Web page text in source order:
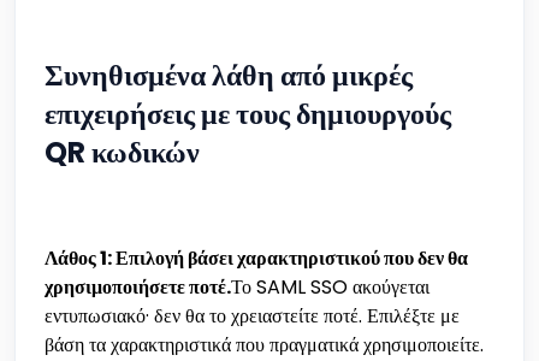
Συνηθισμένα λάθη από μικρές
επιχειρήσεις με τους δημιουργούς
QR κωδικών
Λάθος 1: Επιλογή βάσει χαρακτηριστικού που δεν θα
χρησιμοποιήσετε ποτέ.Το SAML SSO ακούγεται
εντυπωσιακό· δεν θα το χρειαστείτε ποτέ. Επιλέξτε με
βάση τα χαρακτηριστικά που πραγματικά χρησιμοποιείτε.